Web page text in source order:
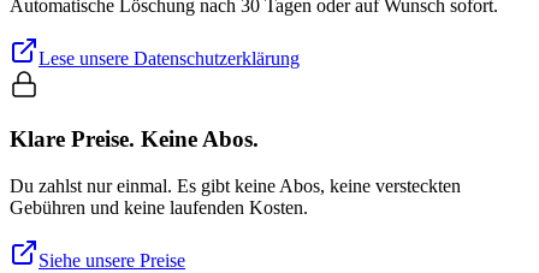
Automatische Löschung nach 30 Tagen oder auf Wunsch sofort.
Lese unsere Datenschutzerklärung
Klare Preise. Keine Abos.
Du zahlst nur einmal. Es gibt keine Abos, keine versteckten
Gebühren und keine laufenden Kosten.
Siehe unsere Preise